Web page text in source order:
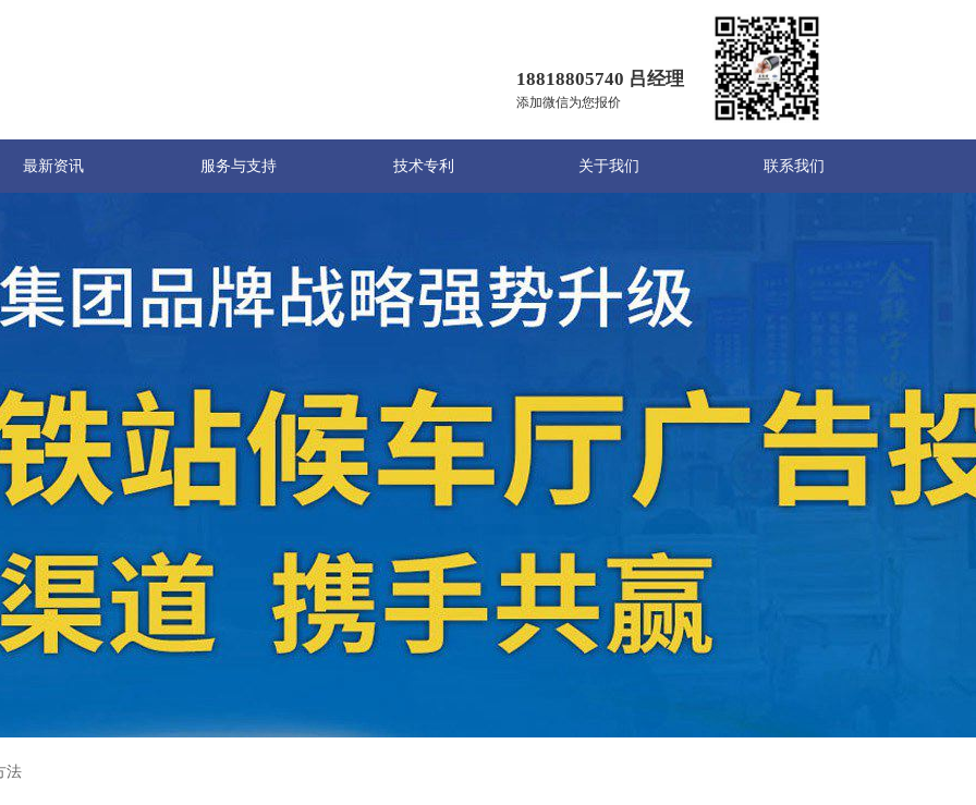
18818805740 吕经理
添加微信为您报价
最新资讯 服务与支持 技术专利 关于我们 联系我们
法